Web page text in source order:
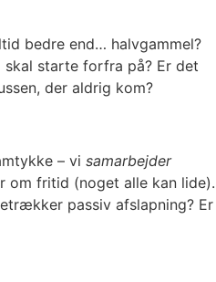
bedre end… halvgammel?
starte forfra på? Er det
der aldrig kom?
– vi samarbejder
om fritid (noget alle kan lide).
passiv afslapning? Er